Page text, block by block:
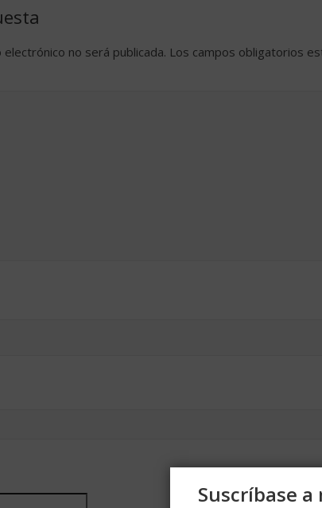
no será publicada. Los campos obligatorios
Suscríbase